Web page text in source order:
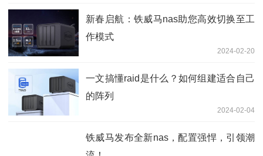
新春启航：铁威马nas助您高效切换至工
作模式
2024-02-20
一文搞懂raid是什么？如何组建适合自己
的阵列
2024-02-04
铁威马发布全新nas，配置强悍，引领潮